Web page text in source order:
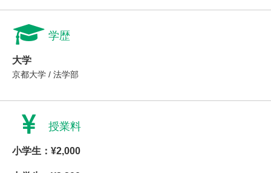
学歴
大学
京都大学 / 法学部
授業料
小学生：¥2,000